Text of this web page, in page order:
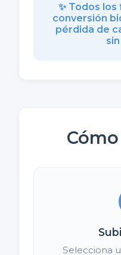
✨ Todos
conversión
pérdida de
Selecciona